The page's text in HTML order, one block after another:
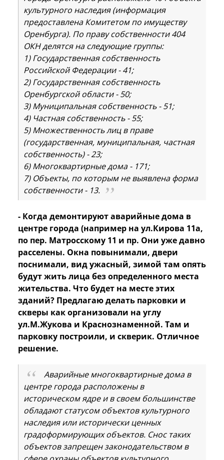
культурного наследия (информация
предоставлена Комитетом по имуществу
Оренбурга). По праву собственности 404
ОКН делятся на следующие группы:
1) Государственная собственность
Российской Федерации - 41;
2) Государственная собственность
Оренбургской области - 50;
3) Муниципальная собственность - 51;
4) Частная собственность - 55;
5) Множественность лиц в праве
(государственная, муниципальная, частная
собственность) - 23;
6) Многоквартирные дома - 171;
7) Объекты, по которым не выявлена форма
собственности - 13.
- Когда демонтируют аварийные дома в
центре города (например на ул.Кирова 11а,
по пер. Матросскому 11 и пр. Они уже давно
расселены. Окна повынимали, двери
поснимали, вид ужасный, зимой там опять
будут жить лица без определенного места
жительства. Что будет на месте этих
зданий? Предлагаю делать парковки и
скверы как организовали на углу
ул.М.Жукова и Краснознаменной. Там и
парковку построили, и скверик. Отличное
решение.
Аварийные многоквартирные дома в
центре города расположены в
историческом ядре и в своем большинстве
обладают статусом объектов культурного
наследия или исторически ценных
градоформирующих объектов. Снос таких
объектов запрещен законодательством в